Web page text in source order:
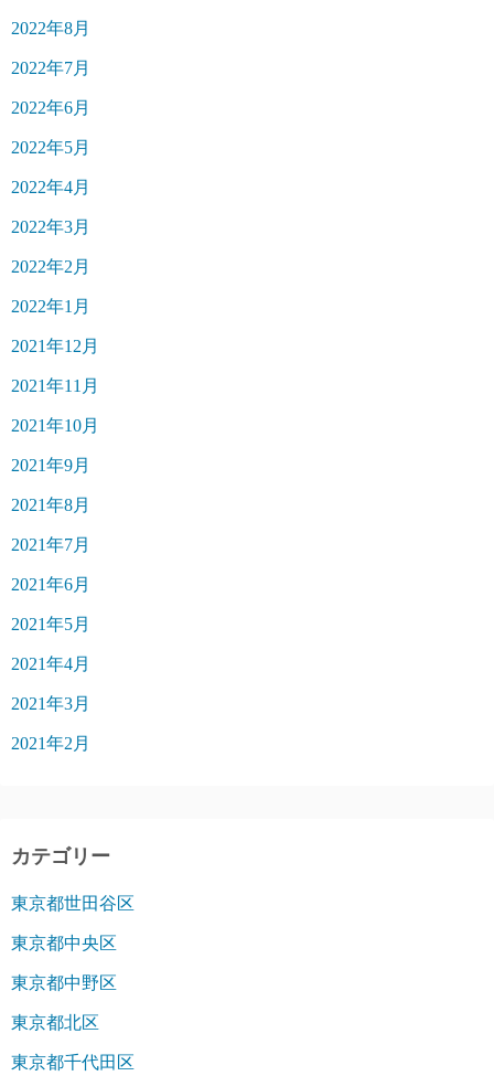
2022年8月
2022年7月
2022年6月
2022年5月
2022年4月
2022年3月
2022年2月
2022年1月
2021年12月
2021年11月
2021年10月
2021年9月
2021年8月
2021年7月
2021年6月
2021年5月
2021年4月
2021年3月
2021年2月
カテゴリー
東京都世田谷区
東京都中央区
東京都中野区
東京都北区
東京都千代田区